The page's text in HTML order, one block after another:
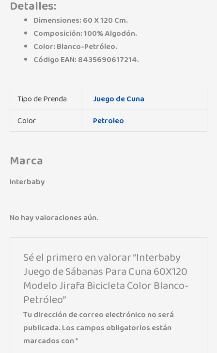
Detalles:
Dimensiones: 60 X 120 Cm.
Composición: 100% Algodón.
Color: Blanco-Petróleo.
Código EAN: 8435690617214.
Tipo de Prenda
Juego de Cuna
Color
Petroleo
Marca
Interbaby
No hay valoraciones aún.
Sé el primero en valorar “Interbaby
Juego de Sábanas Para Cuna 60X120
Modelo Jirafa Bicicleta Color Blanco-
Petróleo”
Tu dirección de correo electrónico no será
publicada.Los campos obligatorios están
marcados con*